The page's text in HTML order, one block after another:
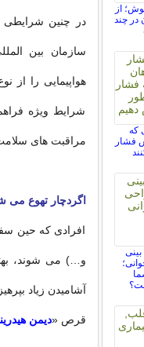
در چنین شرایطی
سازمان بین
هواپیمایی را از
شرایط ویژه
مراقبت های
اگردچار تهوع می
افرادی که حین
و…) می شوند،
آشامیدن زیاد
قرص «دیمن
از
در چند
که
فشار